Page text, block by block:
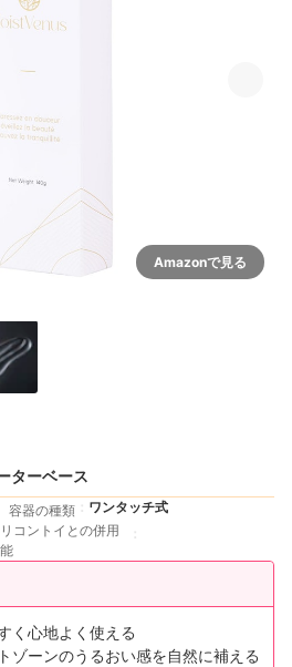
Amazonで見る
ターベース
容器の種類
ワンタッチ式
コントイとの併用
く心地よく使える
ゾーンのうるおい感を自然に補える